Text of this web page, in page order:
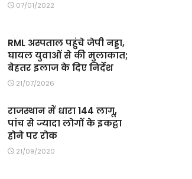
07/01/2022
RML अस्पताल पहुंचे जेपी नड्डा,
घायल युवाओं से की मुलाकात;
बेहतर इलाज के दिए निर्देश
21/07/2026
राजस्थान में धारा 144 लागू,
पांच से ज्यादा लोगों के इकट्ठा
होने पर रोक
21/09/2020